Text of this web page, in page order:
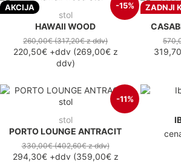
AKCIJA -15%
stol
HAWAII WOOD
260,00€(317,20€z ddv)
220,50€+ddv(269,00€z
ddv)
ZADNJI
-11%
stol
PORTO LOUNGE ANTRACIT
330,00€(402,60€z ddv)
294,30€+ddv(359,00€z